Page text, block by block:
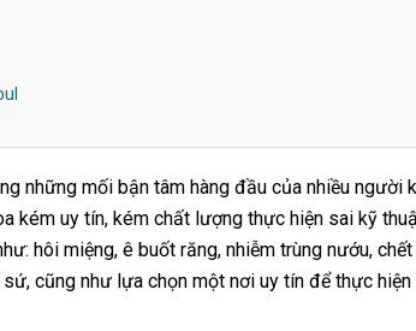
những mối bận tâm hàng đầu của nhiều người
kém uy tín, kém chất lượng thực hiện sai kỹ
hôi miệng, ê buốt răng, nhiễm trùng nướu, chết
cũng như lựa chọn một nơi uy tín để thực